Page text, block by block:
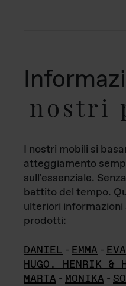
nostri
I nostri mobili si
atteggiamento
sull'essenziale.
battito del tempo.
ulteriori
prodotti:
DANIEL - EMMA - EVA
HUGO, HENRIK &
MARTA - MONIKA -